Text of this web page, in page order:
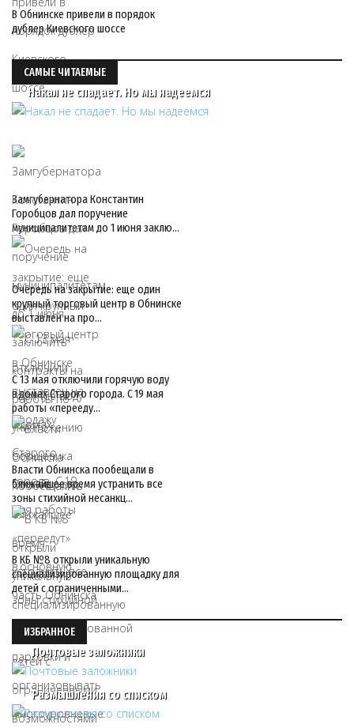
В Обнинске привели в порядок
дублер Киевского шоссе
САМЫЕ ЧИТАЕМЫЕ
Накал не спадает. Но мы надеемся
Замгубернатора Константин
Горобцов дал поручение
муниципалитетам до 1 июня заклю…
Очередь на закрытие: еще один
крупный торговый центр в Обнинске
выставлен на про…
С 13 мая отключили горячую воду
в домах Старого города. С 19 мая
работы «перееду…
Власти Обнинска пообещали в
ближайшее время устранить все
зоны стихийной несанкц…
В КБ №8 открыли уникальную
специализированную площадку для
детей с ограниченными…
ИЗБРАННОЕ
Почтовые заложники
Размышления со списком